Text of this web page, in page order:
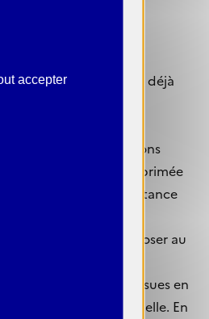
présenter une œuvre déjà
lors d’un précédent
nous encourageons
une œuvre déjà primée
concours d’importance
En effet, nous
si possible, d’exposer au
ne peuvent pas être issues en
intelligence artificielle. En
accepter